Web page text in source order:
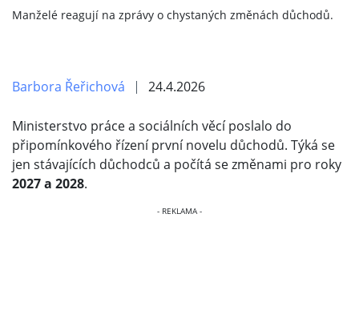
Manželé reagují na zprávy o chystaných změnách důchodů.
Barbora Řeřichová 24.4.2026
Ministerstvo práce a sociálních věcí poslalo do
připomínkového řízení první novelu důchodů. Týká se
jen stávajících důchodců a počítá se změnami pro roky
2027 a 2028.